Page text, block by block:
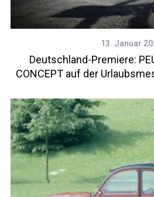
13. Januar
Deutschland-Premiere:
CONCEPT auf der